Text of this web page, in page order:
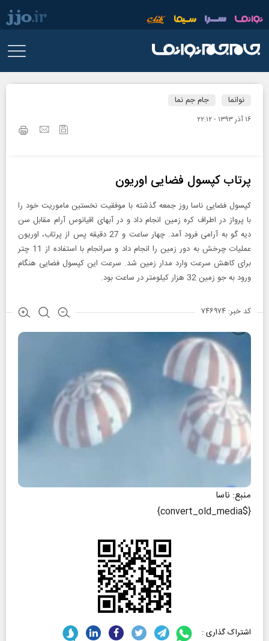
نوانما جام جم نما
۱۶ آذر ۱۳۹۳ - ۲۲:۱۲
پرتاب کپسول فضایی اوریون
کپسول فضایی ناسا روز جمعه گذشته با موفقیت نخستین ماموریت خود را
با پرواز در اطراف کره زمین انجام داد و در آبهای اقیانوس آرام مقابل سن
دیه گو به آرامی فرود آمد. چهار ساعت و 27 دقیقه پس از پرتاب، اوریون
عملیات چرخش به دور زمین را انجام داد و سرانجام با استفاده از 11 چتر
برای کاهش سرعت وارد مدار زمین شد. سرعت این کپسول فضایی هنگام
ورود به جو زمین 32 هزار کیلومتر در ساعت بود.
کد خبر: ۷۴۶۹۷۴
منبع: ناسا
{$convert_old_media}
اشتراک گذاری :